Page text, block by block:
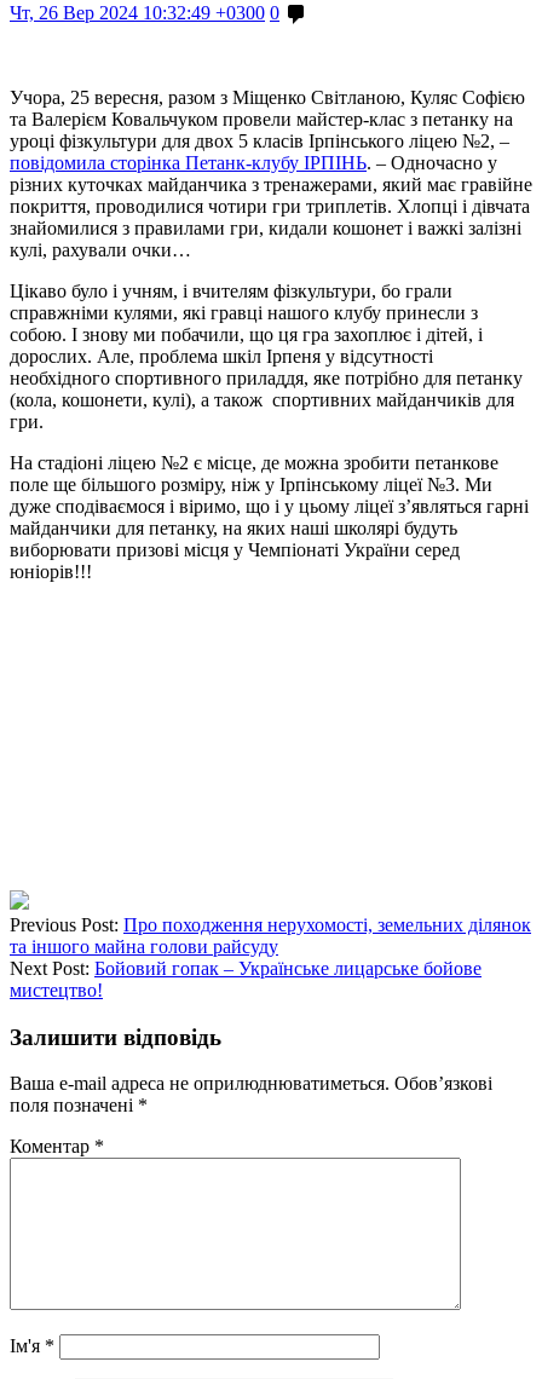
Чт, 26 Вер 2024 10:32:49 +0300 0
Учора, 25 вересня, разом з Міщенко Світланою, Куляс Софією
та Валерієм Ковальчуком провели майстер-клас з петанку на
уроці фізкультури для двох 5 класів Ірпінського ліцею №2, –
повідомила сторінка Петанк-клубу ІРПІНЬ. – Одночасно у
різних куточках майданчика з тренажерами, який має гравійне
покриття, проводилися чотири гри триплетів. Хлопці і дівчата
знайомилися з правилами гри, кидали кошонет і важкі залізні
кулі, рахували очки…
Цікаво було і учням, і вчителям фізкультури, бо грали
справжніми кулями, які гравці нашого клубу принесли з
собою. І знову ми побачили, що ця гра захоплює і дітей, і
дорослих. Але, проблема шкіл Ірпеня у відсутності
необхідного спортивного приладдя, яке потрібно для петанку
(кола, кошонети, кулі), а також спортивних майданчиків для
гри.
На стадіоні ліцею №2 є місце, де можна зробити петанкове
поле ще більшого розміру, ніж у Ірпінському ліцеї №3. Ми
дуже сподіваємося і віримо, що і у цьому ліцеї з’являться гарні
майданчики для петанку, на яких наші школярі будуть
виборювати призові місця у Чемпіонаті України серед
юніорів!!!
Previous Post: Про походження нерухомості, земельних ділянок
та іншого майна голови райсуду
Next Post: Бойовий гопак – Українське лицарське бойове
мистецтво!
Залишити відповідь
Ваша e-mail адреса не оприлюднюватиметься. Обов’язкові
поля позначені *
Коментар *
Ім'я *